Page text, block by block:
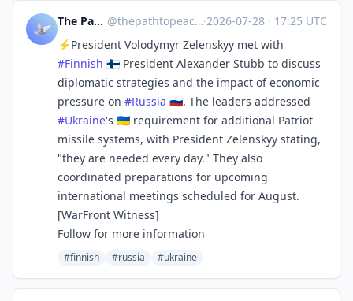
The Path to Peace @thepathtopeace@mastodon.social ·2026-07-28 · 17:25 UTC
⚡President Volodymyr Zelenskyy met with
#Finnish 🇫🇮 President Alexander Stubb to discuss
diplomatic strategies and the impact of economic
pressure on #Russia 🇷🇺. The leaders addressed
#Ukraine's 🇺🇦 requirement for additional Patriot
missile systems, with President Zelenskyy stating,
"they are needed every day." They also
coordinated preparations for upcoming
international meetings scheduled for August.
[WarFront Witness]
Follow for more information
#finnish #russia #ukraine